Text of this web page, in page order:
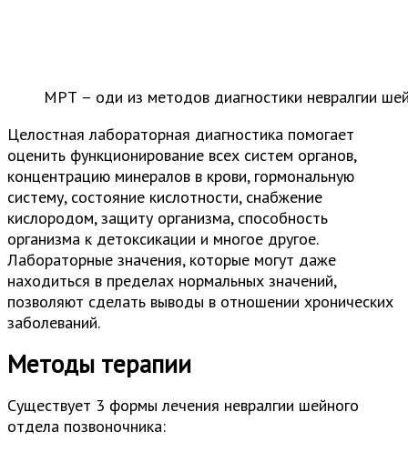
МРТ – оди из методов диагностики невралгии
Целостная лабораторная диагностика помогает
оценить функционирование всех систем органов,
концентрацию минералов в крови, гормональную
систему, состояние кислотности, снабжение
кислородом, защиту организма, способность
организма к детоксикации и многое другое.
Лабораторные значения, которые могут даже
находиться в пределах нормальных значений,
позволяют сделать выводы в отношении хронических
заболеваний.
Методы терапии
Существует 3 формы лечения невралгии шейного
отдела позвоночника: